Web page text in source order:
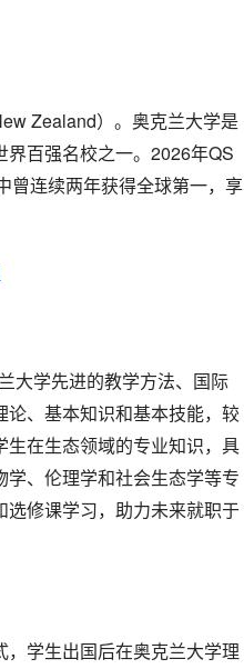
Zealand）。奥克兰大学是
百强名校之一。2026年QS
曾连续两年获得全球第一，享
大学先进的教学方法、国际
、基本知识和基本技能，较
在生态领域的专业知识，具
、伦理学和社会生态学等专
修课学习，助力未来就职于
，学生出国后在奥克兰大学理